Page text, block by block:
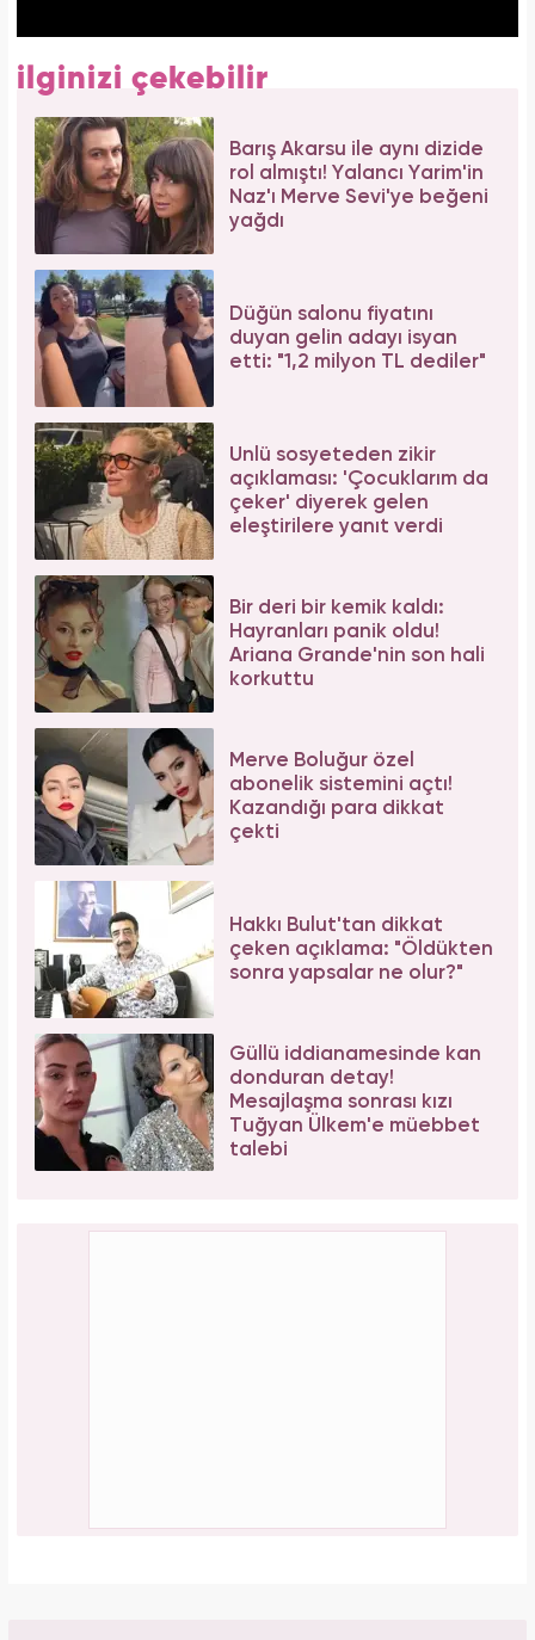
ilginizi çekebilir
Barış Akarsu ile aynı dizide
rol almıştı! Yalancı Yarim'in
Naz'ı Merve Sevi'ye beğeni
yağdı
Düğün salonu fiyatını
duyan gelin adayı isyan
etti: "1,2 milyon TL dediler"
Ünlü sosyeteden zikir
açıklaması: 'Çocuklarım da
çeker' diyerek gelen
eleştirilere yanıt verdi
Bir deri bir kemik kaldı:
Hayranları panik oldu!
Ariana Grande'nin son hali
korkuttu
Merve Boluğur özel
abonelik sistemini açtı!
Kazandığı para dikkat
çekti
Hakkı Bulut'tan dikkat
çeken açıklama: "Öldükten
sonra yapsalar ne olur?"
Güllü iddianamesinde kan
donduran detay!
Mesajlaşma sonrası kızı
Tuğyan Ülkem'e müebbet
talebi